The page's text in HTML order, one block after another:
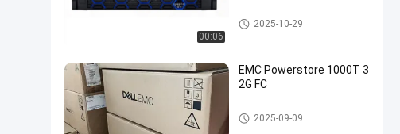
00:06
De Eenheidsopslag van DELL
EMC
2025-10-29
EMC Powerstore 1000T 3
2G FC
De Eenheidsopslag van DELL
EMC
2025-09-09